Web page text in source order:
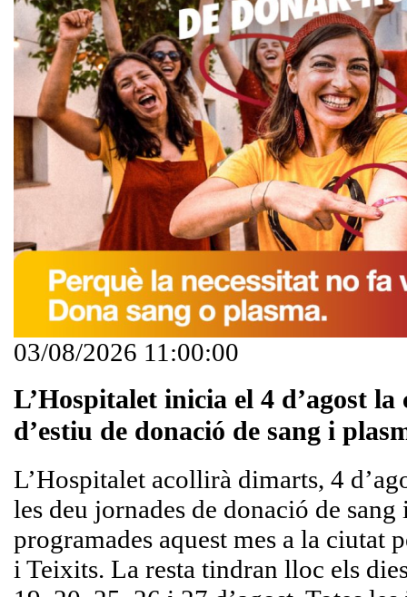
03/08/2026 11:00:00
L’Hospitalet inicia el 4 d’agost la
d’estiu de donació de sang i
L’Hospitalet acollirà dimarts, 4
les deu jornades de donació de sang
programades aquest mes a la ciutat
i Teixits. La resta tindran lloc els